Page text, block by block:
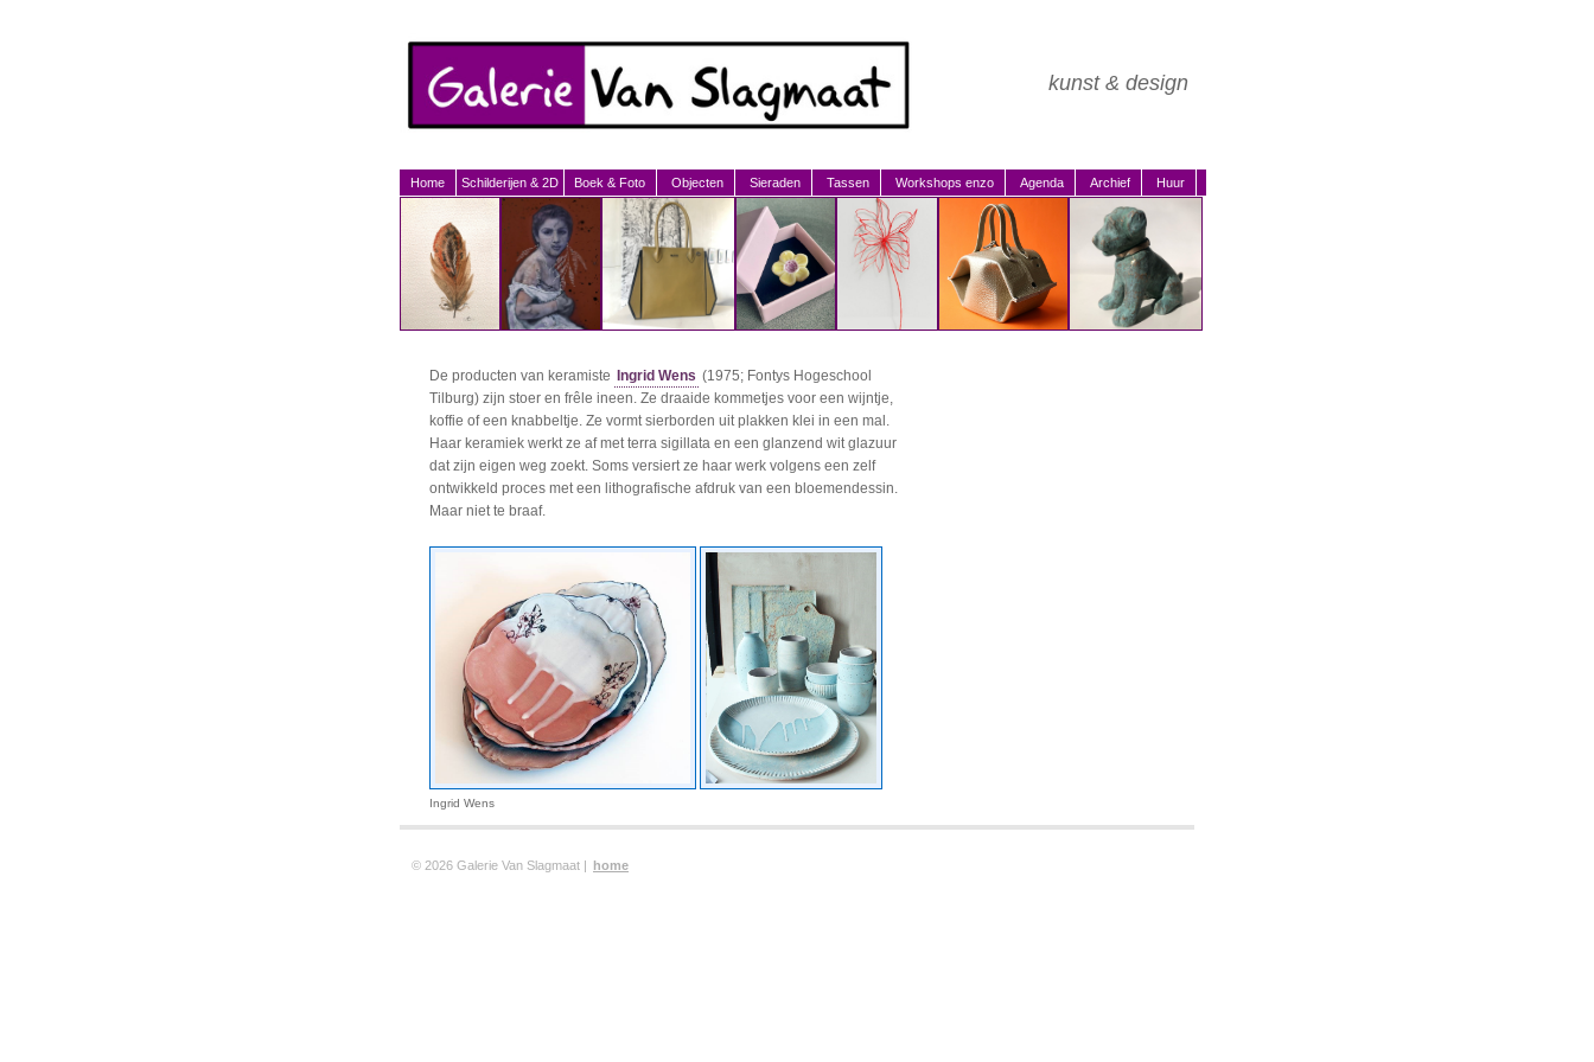
kunst & design
Home Schilderijen & 2D Boek & Foto Objecten Sieraden Tassen Workshops enzo Agenda Archief Huur
De producten van keramiste Ingrid Wens (1975; Fontys Hogeschool
Tilburg) zijn stoer en frêle ineen. Ze draaide kommetjes voor een wijntje,
koffie of een knabbeltje. Ze vormt sierborden uit plakken klei in een mal.
Haar keramiek werkt ze af met terra sigillata en een glanzend wit glazuur
dat zijn eigen weg zoekt. Soms versiert ze haar werk volgens een zelf
ontwikkeld proces met een lithografische afdruk van een bloemendessin.
Maar niet te braaf.
Ingrid Wens
© 2026 Galerie Van Slagmaat | home